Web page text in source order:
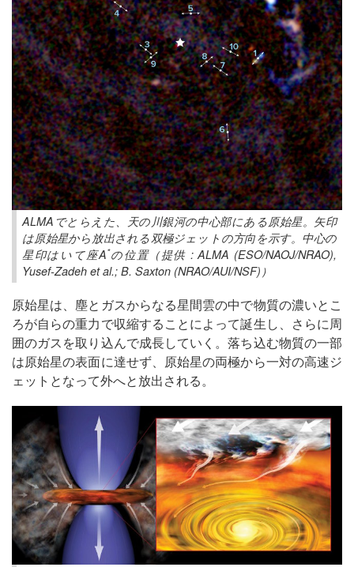
ALMAでとらえた、天の川銀河の中心部にある原始星。矢印
は原始星から放出される双極ジェットの方向を示す。中心の
星印はいて座A*の位置（提供 : ALMA (ESO/NAOJ/NRAO),
Yusef-Zadeh et al.; B. Saxton (NRAO/AUI/NSF)）
原始星は、塵とガスからなる星間雲の中で物質の濃いとこ
ろが自らの重力で収縮することによって誕生し、さらに周
囲のガスを取り込んで成長していく。落ち込む物質の一部
は原始星の表面に達せず、原始星の両極から一対の高速ジ
ェットとなって外へと放出される。